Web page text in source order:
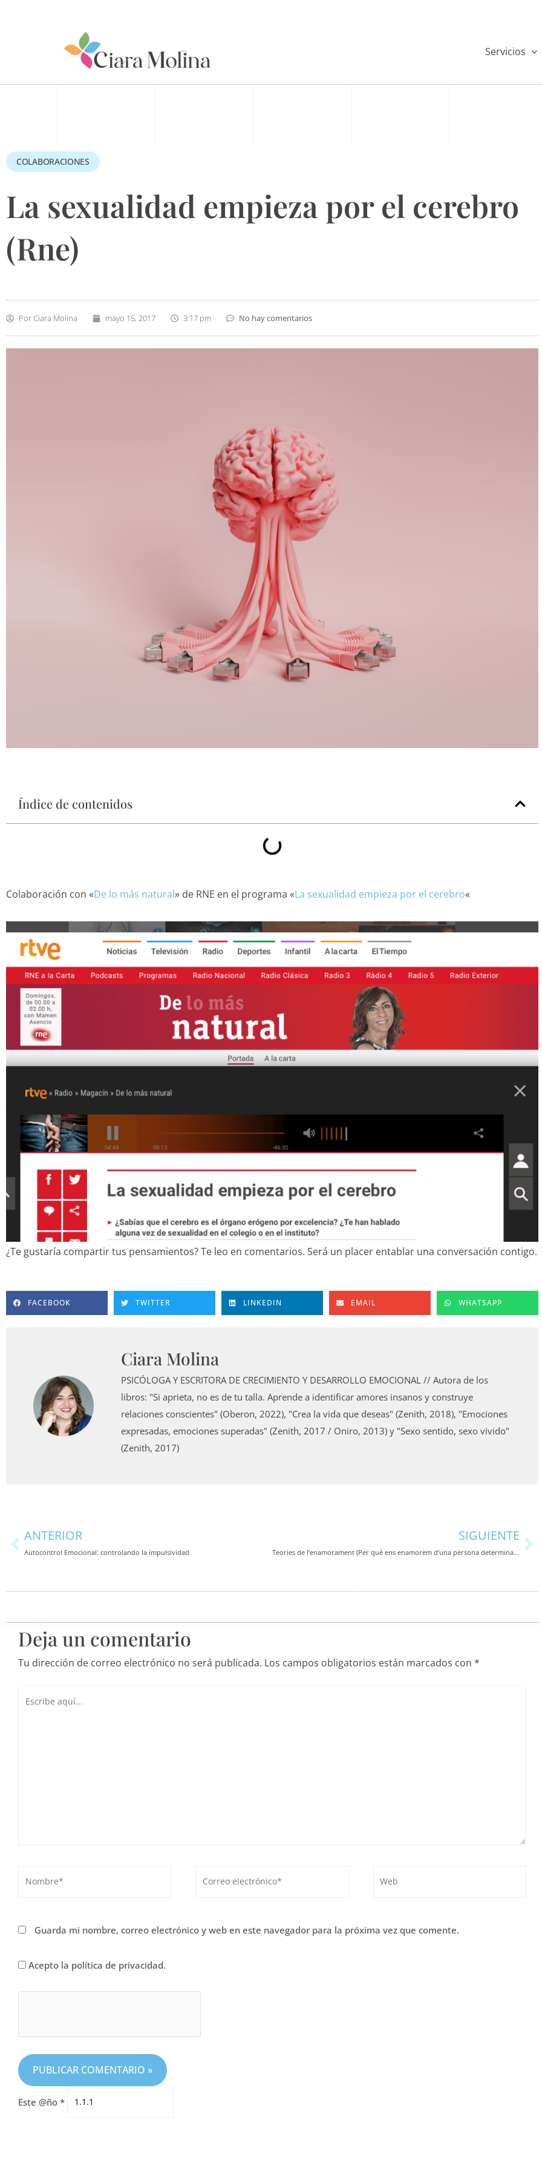
Servicios
COLABORACIONES
La sexualidad empieza por el cerebro
(Rne)
PorCiara Molina mayo 15, 2017 3:17 pm No hay comentarios
Índice de contenidos
Colaboración con «De lo más natural» de RNE en el programa «La sexualidad empieza por el cerebro«
¿Te gustaría compartir tus pensamientos? Te leo en comentarios. Será un placer entablar una conversación contigo.
FACEBOOK TWITTER LINKEDIN EMAIL WHATSAPP
Ciara Molina
PSICÓLOGA Y ESCRITORA DE CRECIMIENTO Y DESARROLLO EMOCIONAL // Autora de los
libros: "Si aprieta, no es de tu talla. Aprende a identificar amores insanos y construye
relaciones conscientes" (Oberon, 2022), "Crea la vida que deseas" (Zenith, 2018), "Emociones
expresadas, emociones superadas" (Zenith, 2017 / Oniro, 2013) y "Sexo sentido, sexo vivido"
(Zenith, 2017)
ANTERIOR
Autocontrol Emocional: controlando la impulsividad
SIGUIENTE
Teories de l’enamorament (Per què ens enamorem d’una persona determinada?) (Catalunya Ràdio)
Deja un comentario
Tu dirección de correo electrónico no será publicada. Los campos obligatorios están marcados con *
Guarda mi nombre, correo electrónico y web en este navegador para la próxima vez que comente.
Acepto la política de privacidad.
Este @ño *